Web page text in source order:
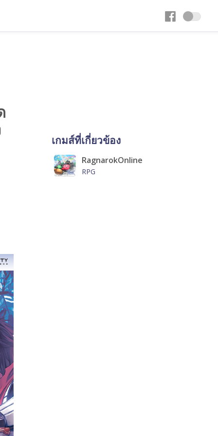
เกมส์ที่เกี่ยวข้อง
RagnarokOnline
RPG